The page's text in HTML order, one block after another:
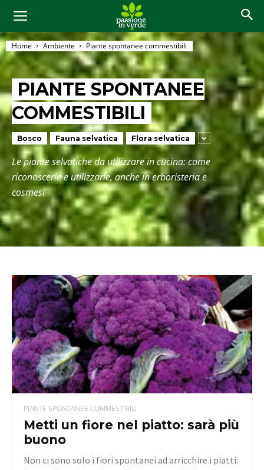
Home Ambiente Piante spontanee commestibili
PIANTE SPONTANEE
COMMESTIBILI
Bosco Fauna selvatica Flora selvatica
Le piante selvatiche da utilizzare in cucina: come
riconoscerle e utilizzarle, anche in erboristeria e
cosmesi
PIANTE SPONTANEE COMMESTIBILI
Metti un fiore nel piatto: sarà più
buono
Non ci sono solo i fiori spontanei ad arricchire i piatti: